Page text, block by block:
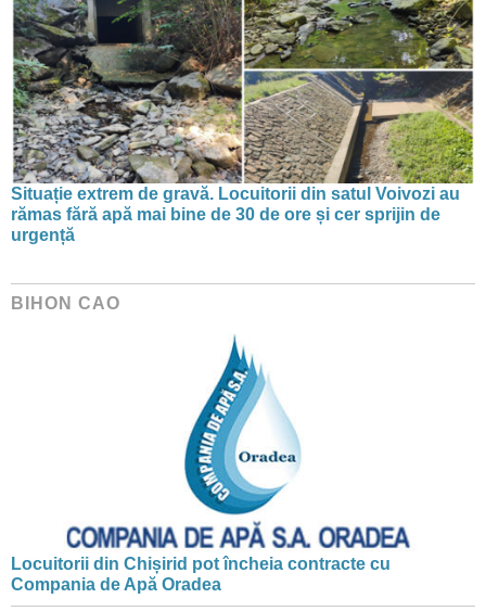
Situație extrem de gravă. Locuitorii din satul Voivozi au
rămas fără apă mai bine de 30 de ore și cer sprijin de
urgență
BIHON CAO
Locuitorii din Chișirid pot încheia contracte cu
Compania de Apă Oradea